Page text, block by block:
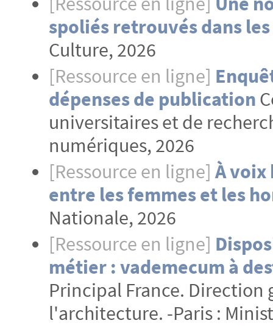
spoliés retrouvés dans
Culture, 2026
[Ressource en ligne]
dépenses de publication
universitaires et de
numériques, 2026
[Ressource en ligne] À voix
entre les femmes et les
Nationale, 2026
[Ressource en ligne]
métier : vademecum à
Principal France. Direction
l'architecture. -Paris :